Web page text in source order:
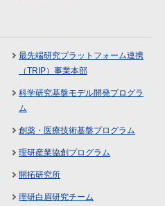
最先端研究プラットフォーム連携
（TRIP）事業本部
科学研究基盤モデル開発プログラ
ム
創薬・医療技術基盤プログラム
理研産業協創プログラム
開拓研究所
理研白眉研究チーム